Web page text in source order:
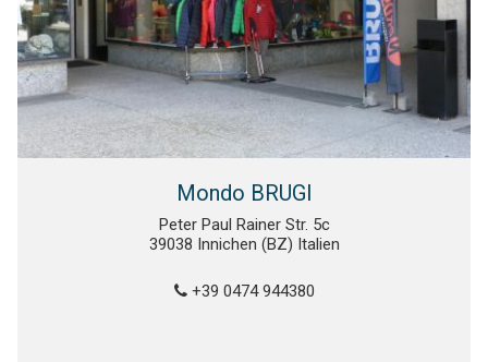
Mondo BRUGI
Peter Paul Rainer Str. 5c
39038 Innichen (BZ) Italien
+39 0474 944380